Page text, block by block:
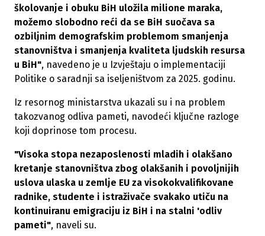
školovanje i obuku BiH uložila milione maraka,
možemo slobodno reći da se BiH suočava sa
ozbiljnim demografskim problemom smanjenja
stanovništva i smanjenja kvaliteta ljudskih resursa
u BiH", navedeno je u Izvještaju o implementaciji
Politike o saradnji sa iseljeništvom za 2025. godinu.
Iz resornog ministarstva ukazali su i na problem
takozvanog odliva pameti, navodeći ključne razloge
koji doprinose tom procesu.
"Visoka stopa nezaposlenosti mladih i olakšano
kretanje stanovništva zbog olakšanih i povoljnijih
uslova ulaska u zemlje EU za visokokvalifikovane
radnike, studente i istraživače svakako utiču na
kontinuiranu emigraciju iz BiH i na stalni 'odliv
pameti", naveli su.